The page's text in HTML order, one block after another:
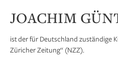
JOACHIM
ist der für Deutschland zuständige
Züricher Zeitung“ (NZZ).